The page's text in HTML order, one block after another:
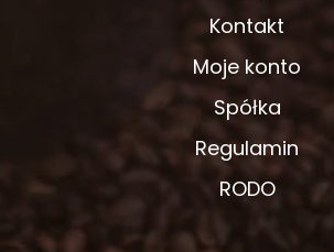
Kontakt
Moje konto
Spółka
Regulamin
RODO